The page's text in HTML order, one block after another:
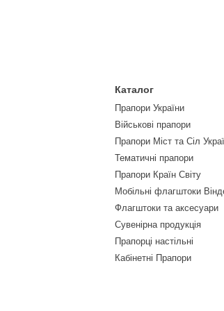
Каталог
Прапори України
Військові прапори
Прапори Міст та Сіл
Тематичні прапори
Прапори Країн Світу
Мобільні флагштоки
Флагштоки та аксесуари
Сувенірна продукція
Прапорці настільні
Кабінетні Прапори